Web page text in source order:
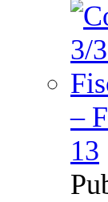
–
13